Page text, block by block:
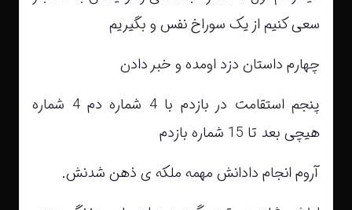
سعی کنیم از یک سوراخ نفس و بگیریم
چهارم داستان دزد اومده و خبر دادن
پنجم استقامت در بازدم با 4 شماره دم 4 شماره
هیچی بعد تا 15 شماره بازدم
آروم انجام دادانش مهمه ملکه ی ذهن شدنش.